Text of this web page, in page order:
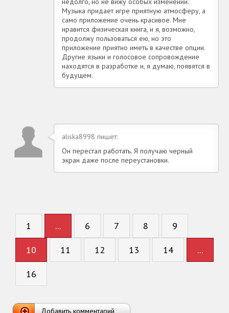
Музыка придает игре приятную атмосферу, а
само приложение очень красивое. Мне
нравится физическая книга, и я, возможно,
продолжу пользоваться ею, но это
приложение приятно иметь в качестве опции.
Другие языки и голосовое сопровождение
находятся в разработке и, я думаю, появятся в
будущем.
aliska8998 пишет:
Он перестал работать. Я получаю черный
экран даже после переустановки.
1 ... 6 7 8 9
10 11 12 13 14 ...
16
Добавить комментарий